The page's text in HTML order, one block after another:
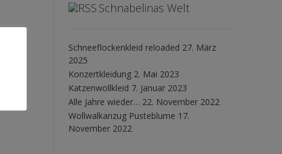
Schnabelinas Welt
Schneeflockenkleid reloaded 27. März
2025
Konzertkleidung 2. Mai 2023
Katzenwollkleid 7. Januar 2023
Alle Jahre wieder… 22. November 2022
Wollwalkanzug Pusteblume 17.
November 2022